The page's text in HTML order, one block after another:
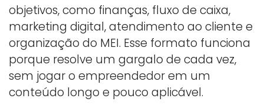
objetivos, como finanças, fluxo de caixa,
marketing digital, atendimento ao cliente e
organização do MEI. Esse formato funciona
porque resolve um gargalo de cada vez,
sem jogar o empreendedor em um
conteúdo longo e pouco aplicável.